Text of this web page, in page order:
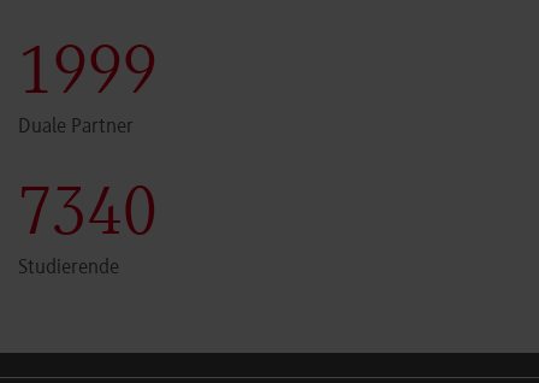
2000
Duale Partner
7341
Studierende